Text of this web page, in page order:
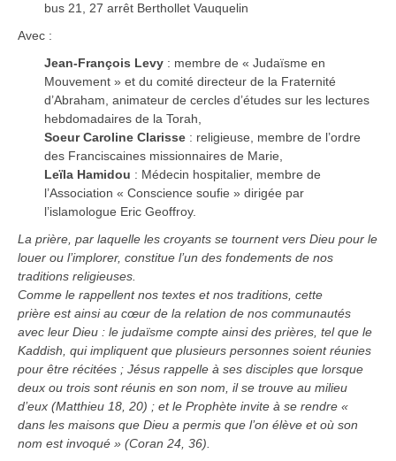
bus 21, 27 arrêt Berthollet Vauquelin
Avec :
Jean-François Levy : membre de « Judaïsme en
Mouvement » et du comité directeur de la Fraternité
d’Abraham, animateur de cercles d’études sur les lectures
hebdomadaires de la Torah,
Soeur Caroline Clarisse : religieuse, membre de l’ordre
des Franciscaines missionnaires de Marie,
Leïla Hamidou : Médecin hospitalier, membre de
l’Association « Conscience soufie » dirigée par
l’islamologue Eric Geoffroy.
La prière, par laquelle les croyants se tournent vers Dieu pour le
louer ou l’implorer, constitue l’un des fondements de nos
traditions religieuses.
Comme le rappellent nos textes et nos traditions, cette
prière est ainsi au cœur de la relation de nos communautés
avec leur Dieu : le judaïsme compte ainsi des prières, tel que le
Kaddish, qui impliquent que plusieurs personnes soient réunies
pour être récitées ; Jésus rappelle à ses disciples que lorsque
deux ou trois sont réunis en son nom, il se trouve au milieu
d’eux (Matthieu 18, 20) ; et le Prophète invite à se rendre «
dans les maisons que Dieu a permis que l’on élève et où son
nom est invoqué » (Coran 24, 36).